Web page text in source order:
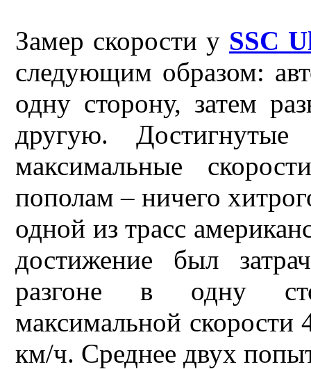
Замер скорости у SSC
следующим образом:
одну сторону, затем
другую.
максимальные
пополам – ничего
одной из трасс
достижение был
разгоне в одну
максимальной
км/ч. Среднее двух